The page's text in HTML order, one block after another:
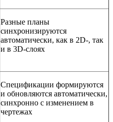
Разные планы
синхронизируются
автоматически, как в 2D-, так
и в 3D-слоях
Спецификации формируются
и обновляются автоматически,
синхронно с изменением в
чертежах